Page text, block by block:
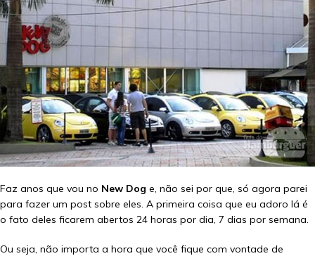
Faz anos que vou no New Dog e, não sei por que, só agora parei
para fazer um post sobre eles. A primeira coisa que eu adoro lá é
o fato deles ficarem abertos 24 horas por dia, 7 dias por semana.
Ou seja, não importa a hora que você fique com vontade de